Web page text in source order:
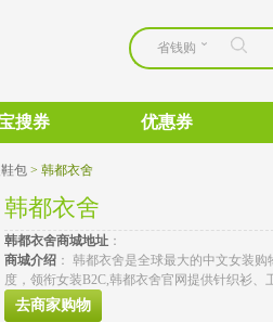
省钱购
搜券 优惠券
包 > 韩都衣舍
韩都衣舍
韩都衣舍商城地址 ：
商城介绍 ： 韩都衣舍是全球最大的中文女装
度，领衔女装B2C,韩都衣舍官网提供针织衫
去商家购物